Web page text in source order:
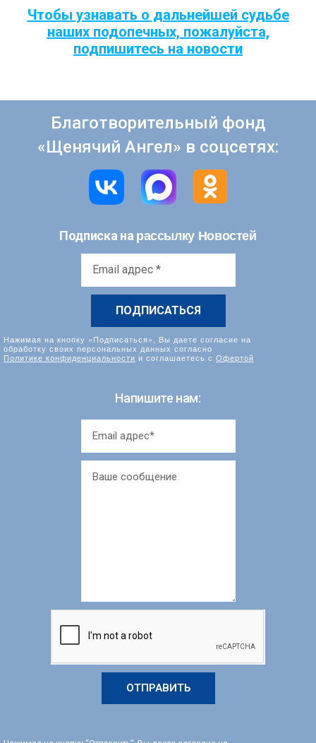
Чтобы узнавать о дальнейшей судьбе
наших подопечных, пожалуйста,
подпишитесь на новости
Благотворительный фонд
«Щенячий Ангел» в соцсетях:
Подписка на рассылку Новостей
Нажимая на кнопку «Подписаться», Вы даете согласие на
обработку своих персональных данных согласно
Политике конфиденциальности и соглашаетесь с Офертой
Напишите нам:
ОТПРАВИТЬ